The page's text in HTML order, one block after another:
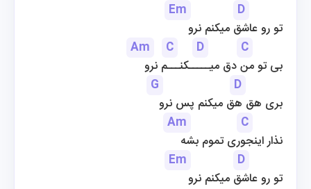
Em
D
تو رو عاشق میکنم نرو
Am
C D
C
بی تو من دق میـــــکنـــم نرو
G
D
بری هق هق میکنم پس نرو
Am
C
نذار اینجوری تموم بشه
Em
D
تو رو عاشق میکنم نرو